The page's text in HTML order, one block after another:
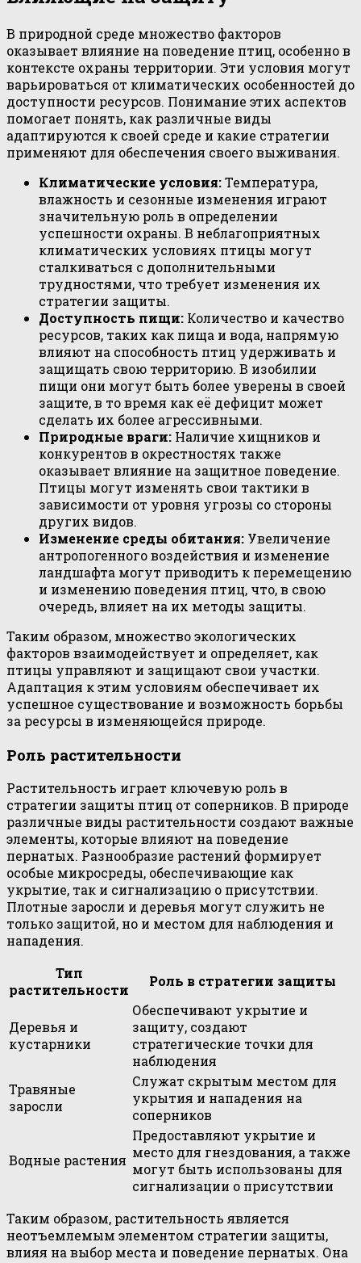
В природной среде множество факторов
оказывает влияние на поведение птиц, особенно в
контексте охраны территории. Эти условия могут
варьироваться от климатических особенностей до
доступности ресурсов. Понимание этих аспектов
помогает понять, как различные виды
адаптируются к своей среде и какие стратегии
применяют для обеспечения своего выживания.
Климатические условия:Температура,
влажность и сезонные изменения играют
значительную роль в определении
успешности охраны. В неблагоприятных
климатических условиях птицы могут
сталкиваться с дополнительными
трудностями, что требует изменения их
стратегии защиты.
Доступность пищи: Количество и качество
ресурсов, таких как пища и вода, напрямую
влияют на способность птиц удерживать и
защищать свою территорию. В изобилии
пищи они могут быть более уверены в своей
защите, в то время как её дефицит может
сделать их более агрессивными.
Природные враги: Наличие хищников и
конкурентов в окрестностях также
оказывает влияние на защитное поведение.
Птицы могут изменять свои тактики в
зависимости от уровня угрозы со стороны
других видов.
Изменение среды обитания: Увеличение
антропогенного воздействия и изменение
ландшафта могут приводить к перемещению
и изменению поведения птиц, что, в свою
очередь, влияет на их методы защиты.
Таким образом, множество экологических
факторов взаимодействует и определяет, как
птицы управляют и защищают свои участки.
Адаптация к этим условиям обеспечивает их
успешное существование и возможность борьбы
за ресурсы в изменяющейся природе.
Роль растительности
Растительность играет ключевую роль в
стратегии защиты птиц от соперников. В природе
различные виды растительности создают важные
элементы, которые влияют на поведение
пернатых. Разнообразие растений формирует
особые микросреды, обеспечивающие как
укрытие, так и сигнализацию о присутствии.
Плотные заросли и деревья могут служить не
только защитой, но и местом для наблюдения и
нападения.
Тип
растительности
Роль в стратегии защиты
Деревья и
кустарники
Обеспечивают укрытие и
защиту, создают
стратегические точки для
наблюдения
Травяные
заросли
Служат скрытым местом для
укрытия и нападения на
соперников
Водные растения
Предоставляют укрытие и
место для гнездования, а также
могут быть использованы для
сигнализации о присутствии
Таким образом, растительность является
неотъемлемым элементом стратегии защиты,
влияя на выбор места и поведение пернатых. Она